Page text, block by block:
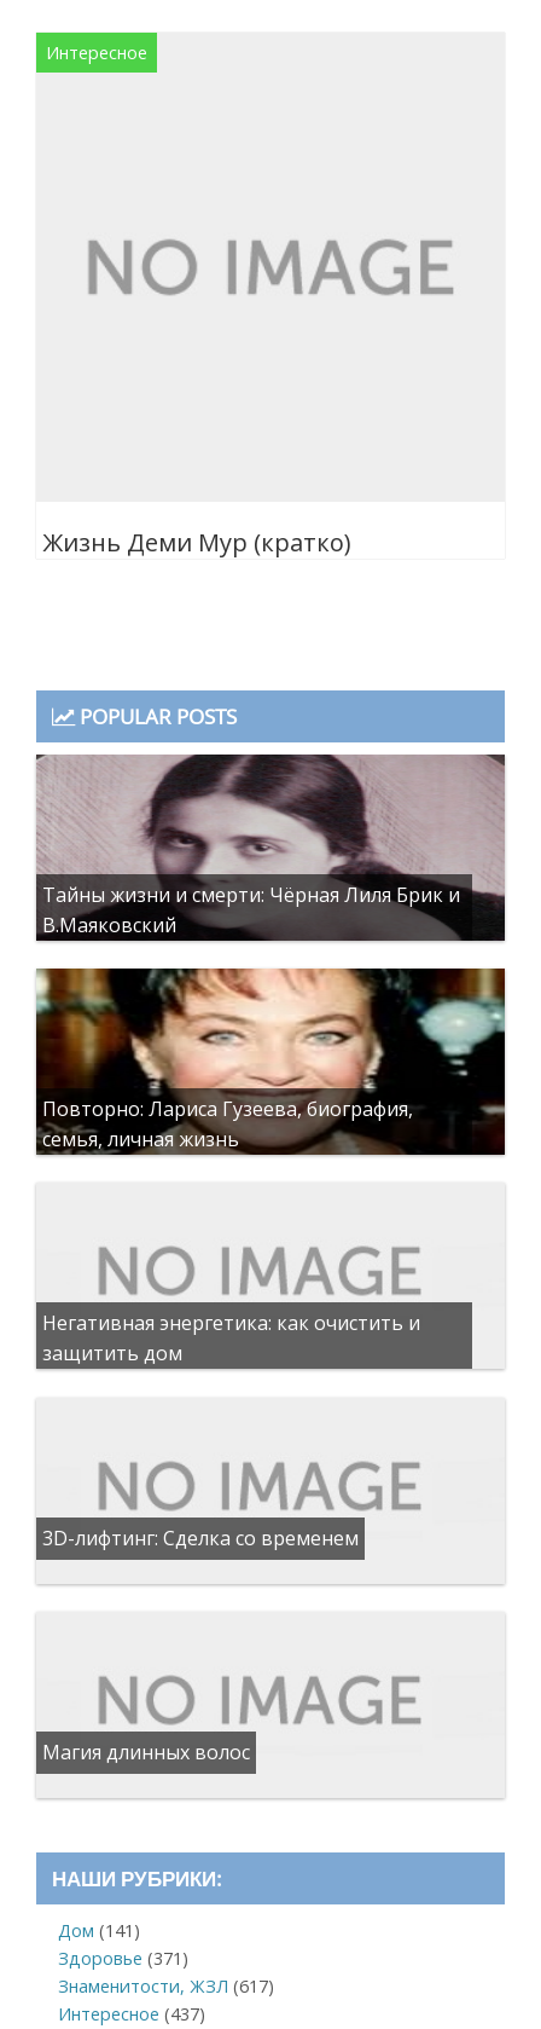
Интересное
Жизнь Деми Мур (кратко)
POPULAR POSTS
Тайны жизни и смерти: Чёрная Лиля Брик и
В.Маяковский
Повторно: Лариса Гузеева, биография,
семья, личная жизнь
Негативная энергетика: как очистить и
защитить дом
3D-лифтинг: Сделка со временем
Магия длинных волос
НАШИ РУБРИКИ:
Дом (141)
Здоровье (371)
Знаменитости, ЖЗЛ (617)
Интересное (437)